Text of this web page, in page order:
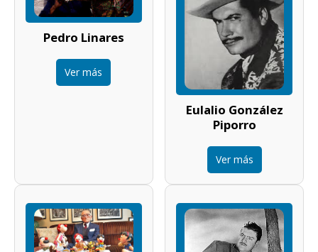
Pedro Linares
Ver más
Eulalio González
Piporro
Ver más